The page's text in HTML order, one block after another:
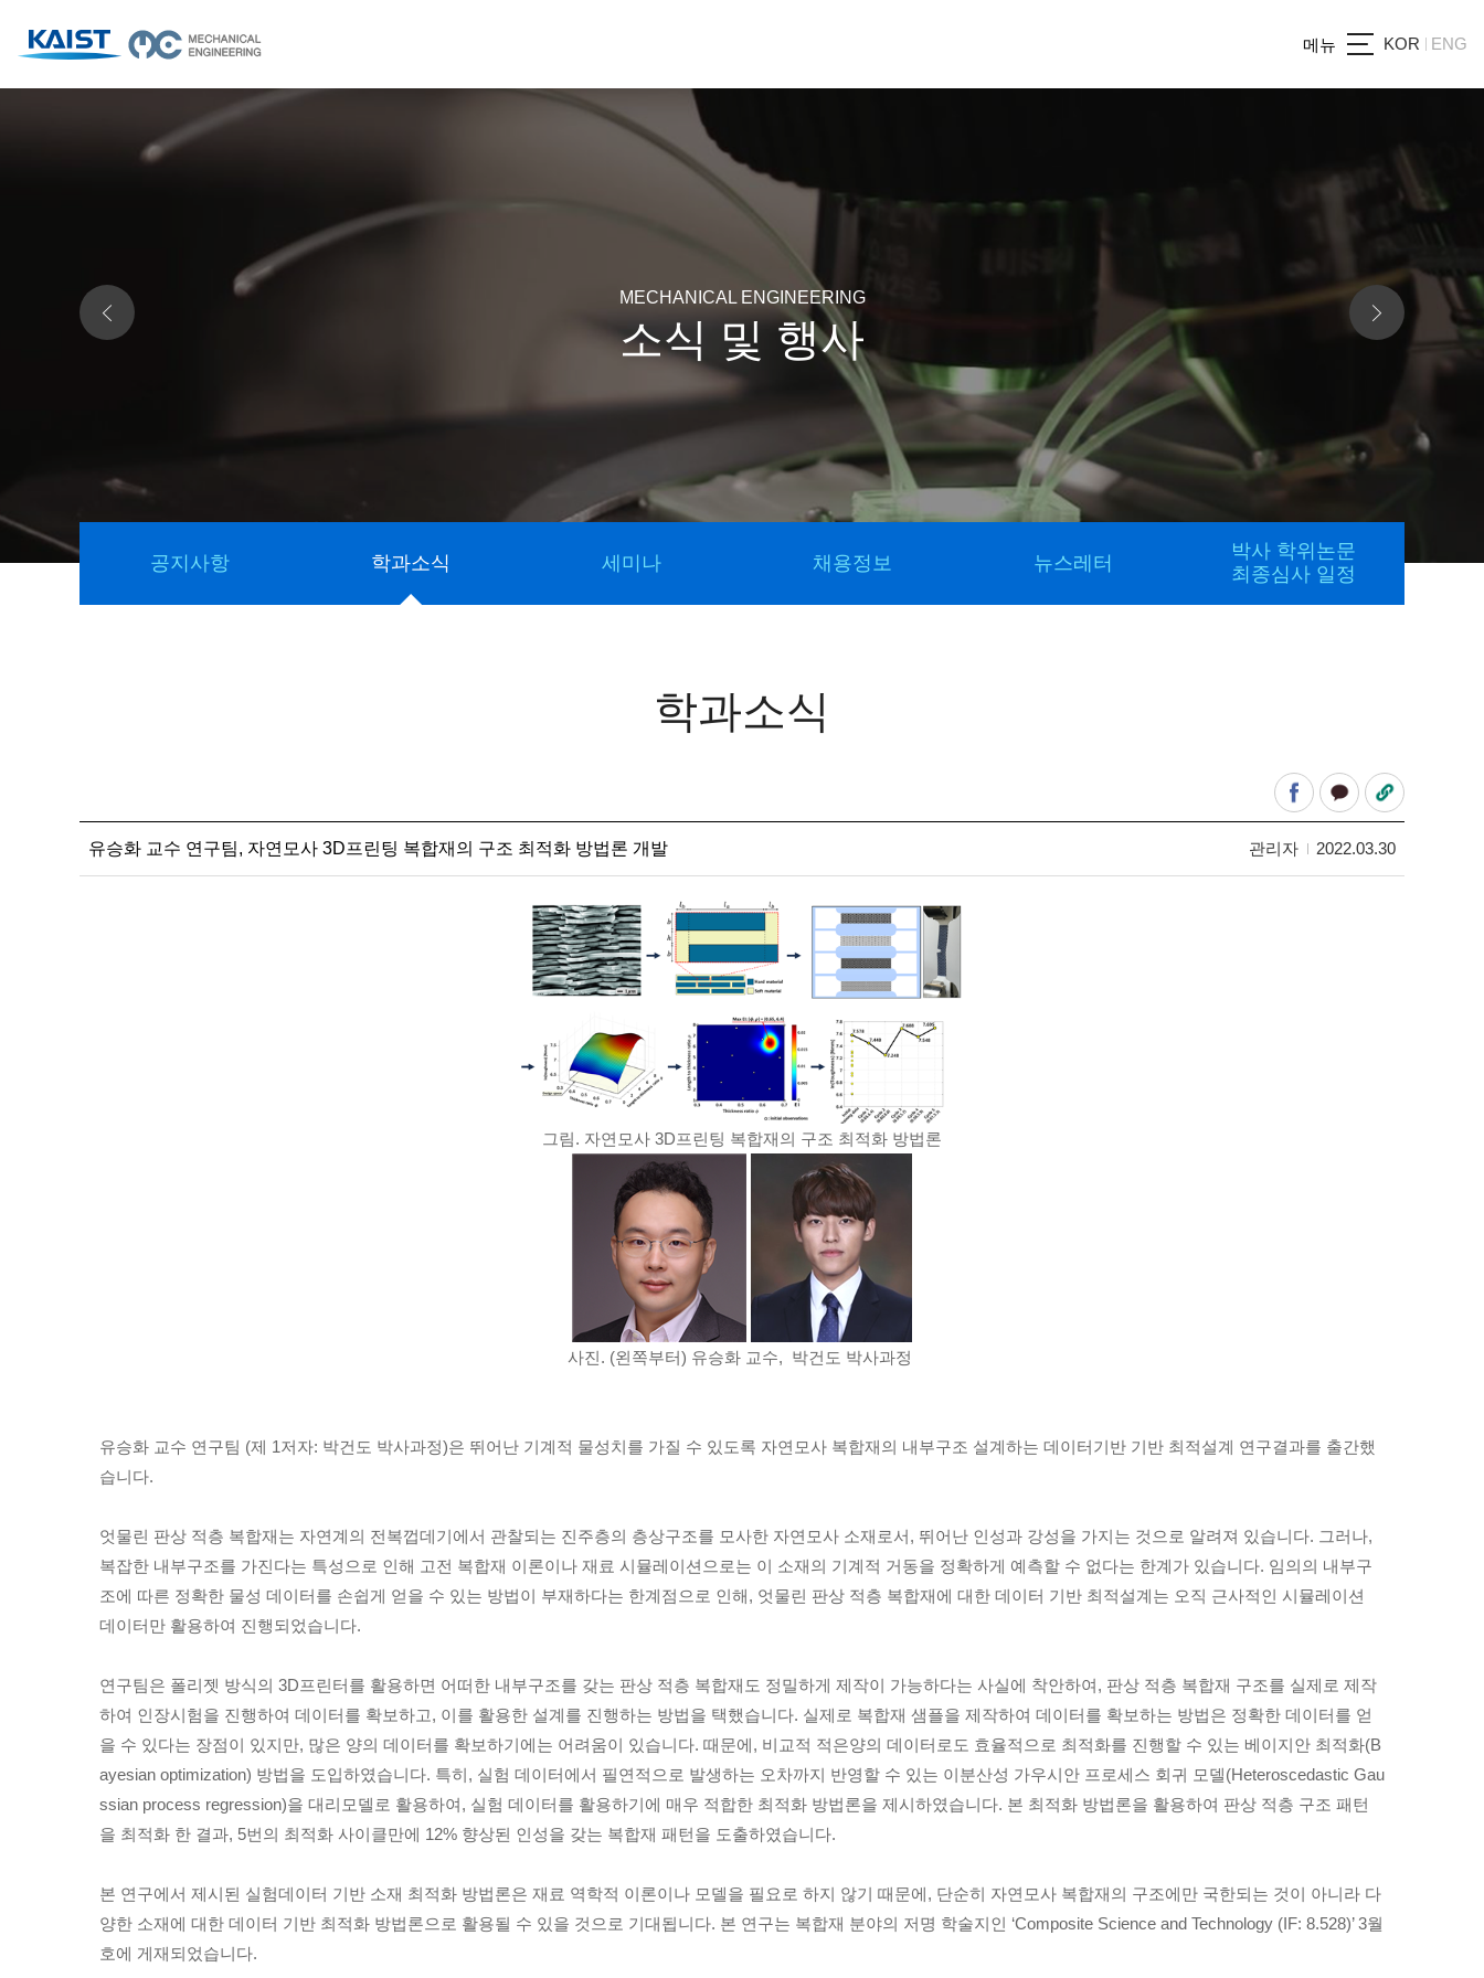
메뉴 KOR ENG
MECHANICAL ENGINEERING
소식 및 행사
공지사항 학과소식 세미나 채용정보 뉴스레터
박사 학위논문
최종심사 일정
학과소식
유승화 교수 연구팀, 자연모사 3D프린팅 복합재의 구조 최적화 방법론 개발 관리자 2022.03.30
그림. 자연모사 3D프린팅 복합재의 구조 최적화 방법론
사진. (왼쪽부터) 유승화 교수, 박건도 박사과정
유승화 교수 연구팀 (제 1저자: 박건도 박사과정)은 뛰어난 기계적 물성치를 가질 수 있도록 자연모사 복합재의 내부구조 설계하는 데이터기반 기반 최적설계 연구결과를 출간했
습니다.
엇물린 판상 적층 복합재는 자연계의 전복껍데기에서 관찰되는 진주층의 층상구조를 모사한 자연모사 소재로서, 뛰어난 인성과 강성을 가지는 것으로 알려져 있습니다. 그러나,
복잡한 내부구조를 가진다는 특성으로 인해 고전 복합재 이론이나 재료 시뮬레이션으로는 이 소재의 기계적 거동을 정확하게 예측할 수 없다는 한계가 있습니다. 임의의 내부구
조에 따른 정확한 물성 데이터를 손쉽게 얻을 수 있는 방법이 부재하다는 한계점으로 인해, 엇물린 판상 적층 복합재에 대한 데이터 기반 최적설계는 오직 근사적인 시뮬레이션
데이터만 활용하여 진행되었습니다.
연구팀은 폴리젯 방식의 3D프린터를 활용하면 어떠한 내부구조를 갖는 판상 적층 복합재도 정밀하게 제작이 가능하다는 사실에 착안하여, 판상 적층 복합재 구조를 실제로 제작
하여 인장시험을 진행하여 데이터를 확보하고, 이를 활용한 설계를 진행하는 방법을 택했습니다. 실제로 복합재 샘플을 제작하여 데이터를 확보하는 방법은 정확한 데이터를 얻
을 수 있다는 장점이 있지만, 많은 양의 데이터를 확보하기에는 어려움이 있습니다. 때문에, 비교적 적은양의 데이터로도 효율적으로 최적화를 진행할 수 있는 베이지안 최적화(B
ayesian optimization) 방법을 도입하였습니다. 특히, 실험 데이터에서 필연적으로 발생하는 오차까지 반영할 수 있는 이분산성 가우시안 프로세스 회귀 모델(Heteroscedastic Gau
ssian process regression)을 대리모델로 활용하여, 실험 데이터를 활용하기에 매우 적합한 최적화 방법론을 제시하였습니다. 본 최적화 방법론을 활용하여 판상 적층 구조 패턴
을 최적화 한 결과, 5번의 최적화 사이클만에 12% 향상된 인성을 갖는 복합재 패턴을 도출하였습니다.
본 연구에서 제시된 실험데이터 기반 소재 최적화 방법론은 재료 역학적 이론이나 모델을 필요로 하지 않기 때문에, 단순히 자연모사 복합재의 구조에만 국한되는 것이 아니라 다
양한 소재에 대한 데이터 기반 최적화 방법론으로 활용될 수 있을 것으로 기대됩니다. 본 연구는 복합재 분야의 저명 학술지인 ‘Composite Science and Technology (IF: 8.528)’ 3월
호에 게재되었습니다.